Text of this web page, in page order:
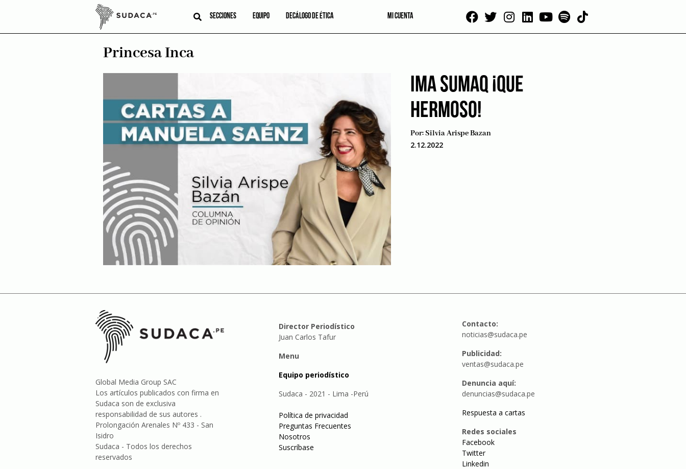
SECCIONES EQUIPO DECÁLOGO DE ÉTICA MI CUENTA
Princesa Inca
IMA SUMAQ ¡QUE
HERMOSO!
Por:Silvia Arispe Bazan
2.12.2022
Global Media Group SAC
Los artículos publicados con firma en
Sudaca son de exclusiva
responsabilidad de sus autores .
Prolongación Arenales Nº 433 - San
Isidro
Sudaca - Todos los derechos
reservados
Director Periodístico
Juan Carlos Tafur
Menu
Equipo periodístico
Sudaca - 2021 - Lima -Perú
Política de privacidad
Preguntas Frecuentes
Nosotros
Suscríbase
Contacto:
noticias@sudaca.pe
Publicidad:
ventas@sudaca.pe
Denuncia aquí:
denuncias@sudaca.pe
Respuesta a cartas
Redes sociales
Facebook
Twitter
Linkedin